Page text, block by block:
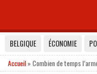
BELGIQUE ÉCONOMIE
Accueil» Combien de temps